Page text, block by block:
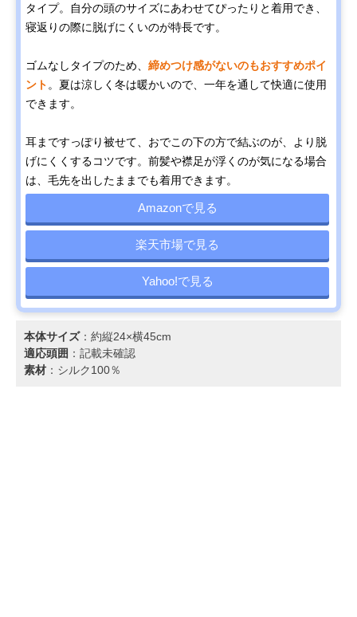
タイプ。自分の頭のサイズにあわせてぴったりと着用でき、
寝返りの際に脱げにくいのが特長です。
ゴムなしタイプのため、 締めつけ感がないのもおすすめポイ
ント 。夏は涼しく冬は暖かいので、一年を通して快適に使用
できます。
耳まですっぽり被せて、おでこの下の方で結ぶのが、より脱
げにくくするコツです。前髪や襟足が浮くのが気になる場合
は、毛先を出したままでも着用できます。
Amazonで見る
楽天市場で見る
Yahoo!で見る
本体サイズ：約縦24×横45cm
適応頭囲 ：記載未確認
素材 ：シルク100％